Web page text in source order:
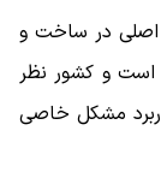
اصلی در ساخت و
است و کشور نظر
مشکل خاصی